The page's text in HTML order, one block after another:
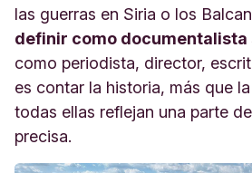
las guerras en Siria o los
definir como documentalista
como periodista, director,
es contar la historia, más que
todas ellas reflejan una parte
precisa.